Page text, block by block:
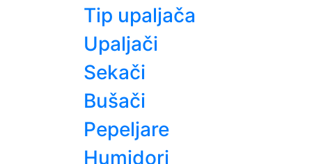
Tip upaljača
Upaljači
Sekači
Bušači
Pepeljare
Humidori